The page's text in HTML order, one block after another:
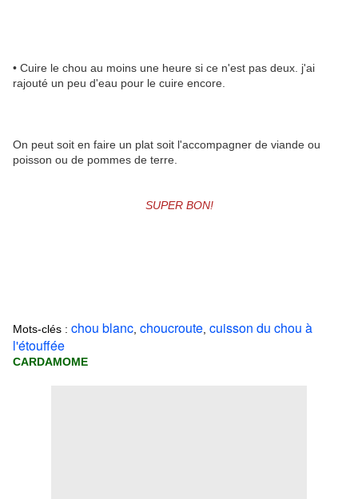
• Cuire le chou au moins une heure si ce n'est pas deux. j'ai
rajouté un peu d'eau pour le cuire encore.
On peut soit en faire un plat soit l'accompagner de viande ou
poisson ou de pommes de terre.
SUPER BON!
Mots-clés : chou blanc choucroute cuisson du chou à
l'étouffée
CARDAMOME